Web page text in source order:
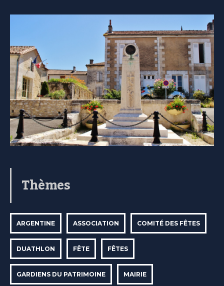
Thèmes
ARGENTINE ASSOCIATION COMITÉ DES FÊTES
DUATHLON FÊTE FÊTES
GARDIENS DU PATRIMOINE MAIRIE